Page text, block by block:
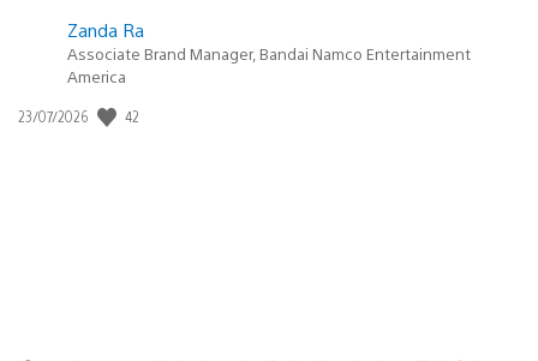
Zanda Ra
Associate Brand Manager, Bandai Namco Entertainment
America
Data
23/07/2026 42